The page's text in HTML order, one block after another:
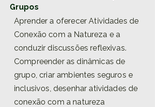
Grupos
Aprender a oferecer Atividades de
Conexão com a Natureza e a
conduzir discussões reflexivas.
Compreender as dinâmicas de
grupo, criar ambientes seguros e
inclusivos, desenhar atividades de
conexão com a natureza